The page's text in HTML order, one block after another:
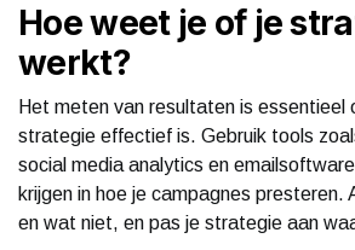
Hoe weet je of je
werkt?
Het meten van resultaten is essentieel
strategie effectief is. Gebruik tools
social media analytics en
krijgen in hoe je campagnes presteren.
en wat niet, en pas je strategie aan